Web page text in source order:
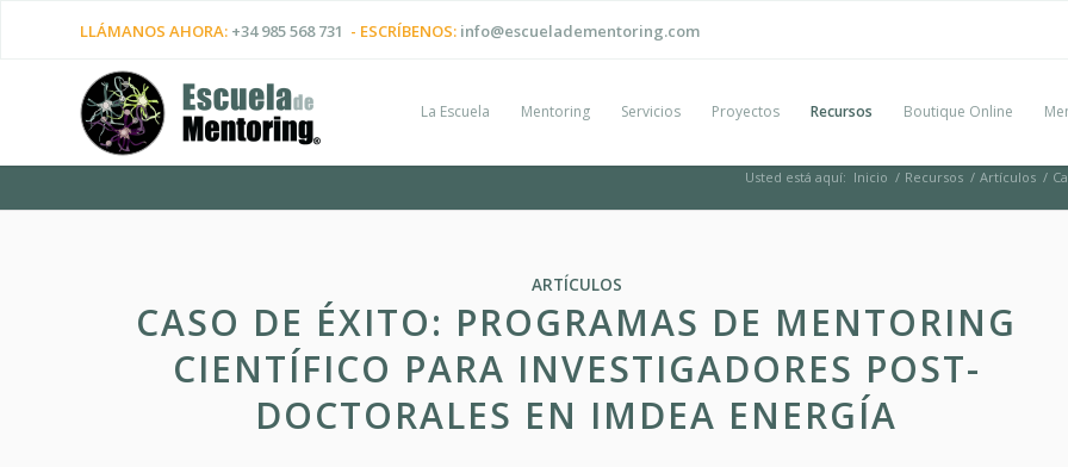
LLÁMANOS AHORA: +34 985 568 731 - ESCRÍBENOS: info@escueladementoring.com
La Escuela Mentoring Servicios Proyectos Recursos Boutique Online
Usted está aquí: Inicio / Recursos / Artículos /
ARTÍCULOS
CASO DE ÉXITO: PROGRAMAS DE MENTORING
CIENTÍFICO PARA INVESTIGADORES POST-
DOCTORALES EN IMDEA ENERGÍA